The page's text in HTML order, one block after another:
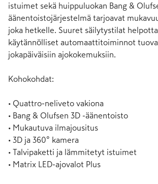
istuimet sekä huippuluokan Bang &
äänentoistojärjestelmä tarjoavat
joka hetkelle. Suuret säilytystilat
käytännölliset automaattitoiminnot
jokapäiväisiin ajokokemuksiin.
Kohokohdat:
• Quattro-neliveto vakiona
• Bang & Olufsen 3D -äänentoisto
• Mukautuva ilmajousitus
• 3D ja 360° kamera
• Talvipaketti ja lämmitetyt istuimet
• Matrix LED-ajovalot Plus